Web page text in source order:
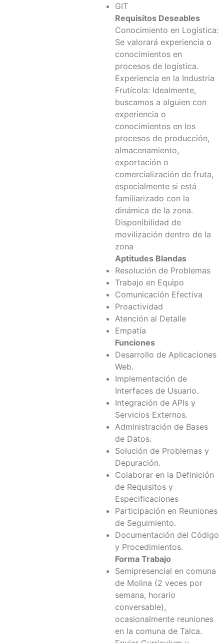
GIT
Requisitos Deseables
Conocimiento en Logística:
Se valorará experiencia o
conocimientos en
procesos de logística.
Experiencia en la Industria
Frutícola: Idealmente,
buscamos a alguien con
experiencia o
conocimientos en los
procesos de producción,
almacenamiento,
exportación o
comercialización de fruta,
especialmente si está
familiarizado con la
dinámica de la zona.
Disponibilidad de
movilización dentro de la
zona
Aptitudes Blandas
Resolución de Problemas
Trabajo en Equipo
Comunicación Efectiva
Proactividad
Atención al Detalle
Empatía
Funciones
Desarrollo de Aplicaciones
Web.
Implementación de
Interfaces de Usuario.
Integración de APIs y
Servicios Externos.
Administración de Bases
de Datos.
Solución de Problemas y
Depuración.
Colaborar en la Definición
de Requisitos y
Especificaciones
Participación en Reuniones
de Seguimiento.
Documentación del Código
y Procedimientos.
Forma Trabajo
Semipresencial en comuna
de Molina (2 veces por
semana, horario
conversable),
ocasionalmente reuniones
en la comuna de Talca.